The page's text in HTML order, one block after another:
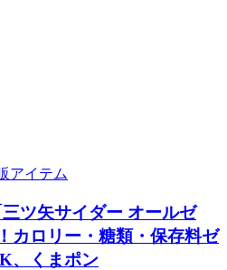
アイテム
ツ矢サイダー オールゼ
カロリー・糖類・保存料ゼ
、くまポン